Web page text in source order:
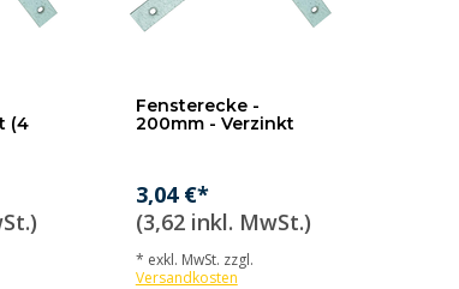
(4
Fensterecke -
200mm - Verzinkt
3,04 €*
(3,62 inkl. MwSt.)
* exkl. MwSt. zzgl.
Versandkosten